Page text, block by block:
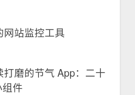
网站监控工具
打磨的节气 App：二十
件